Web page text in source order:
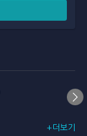
+더보기